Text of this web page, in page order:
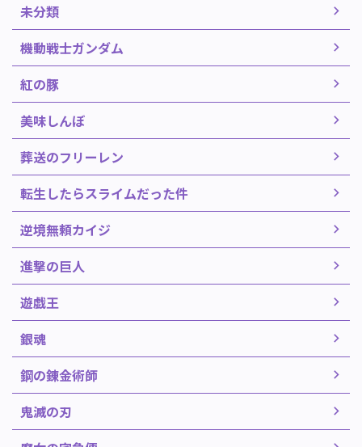
未分類
機動戦士ガンダム
紅の豚
美味しんぼ
葬送のフリーレン
転生したらスライムだった件
逆境無頼カイジ
進撃の巨人
遊戯王
銀魂
鋼の錬金術師
鬼滅の刃